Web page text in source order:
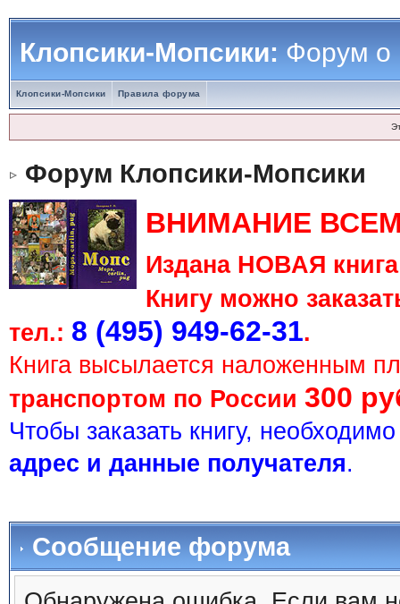
Клопсики-Мопсики:Форум о
Клопсики-Мопсики Правила форума
Форум Клопсики-Мопсики
ВНИМАНИЕ
Издана НОВАЯ
Книгу можно
тел.: 8 (495) 949-62-31.
Книга высылается наложенным
транспортом по России 300
Чтобы заказать книгу,
адрес и данные получателя.
Сообщение форума